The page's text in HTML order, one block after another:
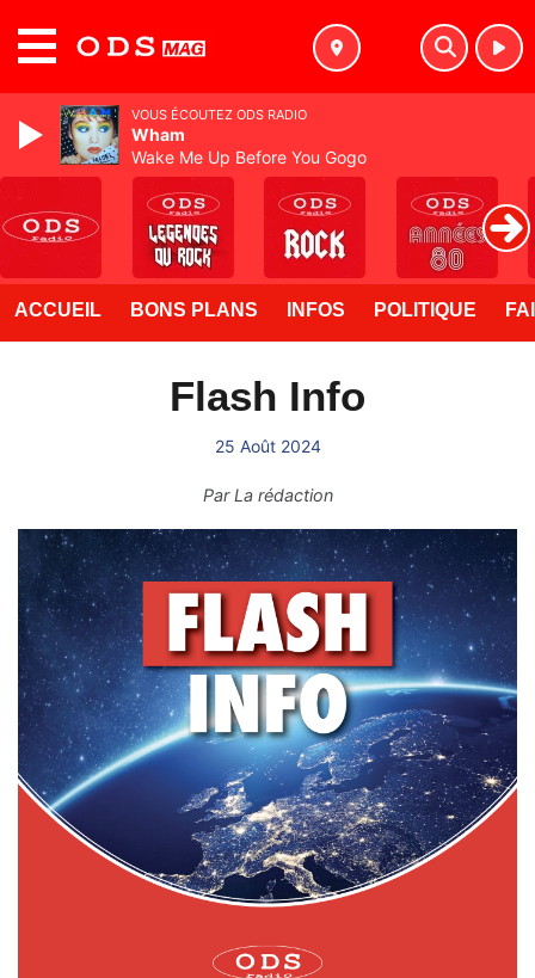
ACCUEIL BONS PLANS INFOS POLITIQUE
Flash Info
25 Août 2024
ParLa rédaction
VOUS ÉCOUTEZ ODS RADIO
Wham
Wake Me Up Before You Gogo